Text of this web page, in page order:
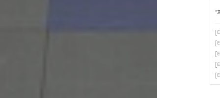
'
[
[
[
[
[